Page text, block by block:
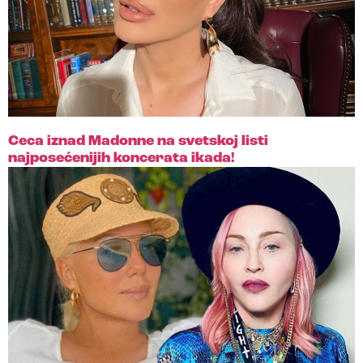
Ceca iznad Madonne na svetskoj listi
najposećenijih koncerata ikada!